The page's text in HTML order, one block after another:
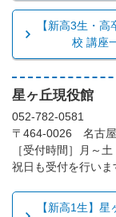
【新高3生・
校 講座
星ヶ丘現役館
052-782-0581
〒464-0026 名古
［受付時間］月～
祝日も受付を行いま
【新高1生】